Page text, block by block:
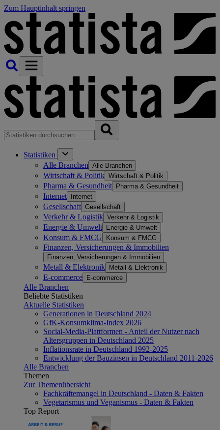
Zum Hauptinhalt springen
Statistiken
Alle Branchen Alle Branchen
Wirtschaft & Politik Wirtschaft & Politik
Pharma & Gesundheit Pharma & Gesundheit
Internet Internet
Gesellschaft Gesellschaft
Verkehr & Logistik Verkehr & Logistik
Energie & Umwelt Energie & Umwelt
Konsum & FMCG Konsum & FMCG
Finanzen, Versicherungen & Immobilien
Finanzen, Versicherungen & Immobilien
Metall & Elektronik Metall & Elektronik
E-commerce E-commerce
Alle Branchen
Beliebte Statistiken
Aktuelle Statistiken
Generationen in Deutschland 2024
GfK-Konsumklima-Index 2026
Social-Media-Plattformen - Anteil der Nutzer nach
Altersgruppen in Deutschland 2025
Inflationsrate in Deutschland 1992-2025
Entwicklung der Bauzinsen in Deutschland 2011-2026
Alle Branchen
Themen
Zur Themenübersicht
Fachkräftemangel in Deutschland - Daten & Fakten
Vegetarismus und Veganismus - Daten & Fakten
Top Report